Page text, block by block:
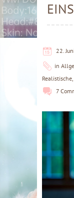
22.
in
Realistische,
7